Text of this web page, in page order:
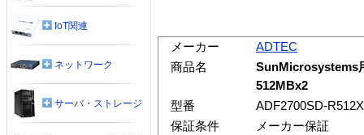
メーカー
ADTEC
商品名
SunMicrosystems
512MBx2
型番
ADF2700SD-
保証条件
メーカー保証
IoT関連
ネットワーク
サーバ・ストレージ